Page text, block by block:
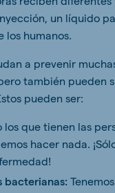
un líquido
los humanos.
a prevenir
también pueden
pueden ser:
los que tienen las
hacer nada.
bacterianas: